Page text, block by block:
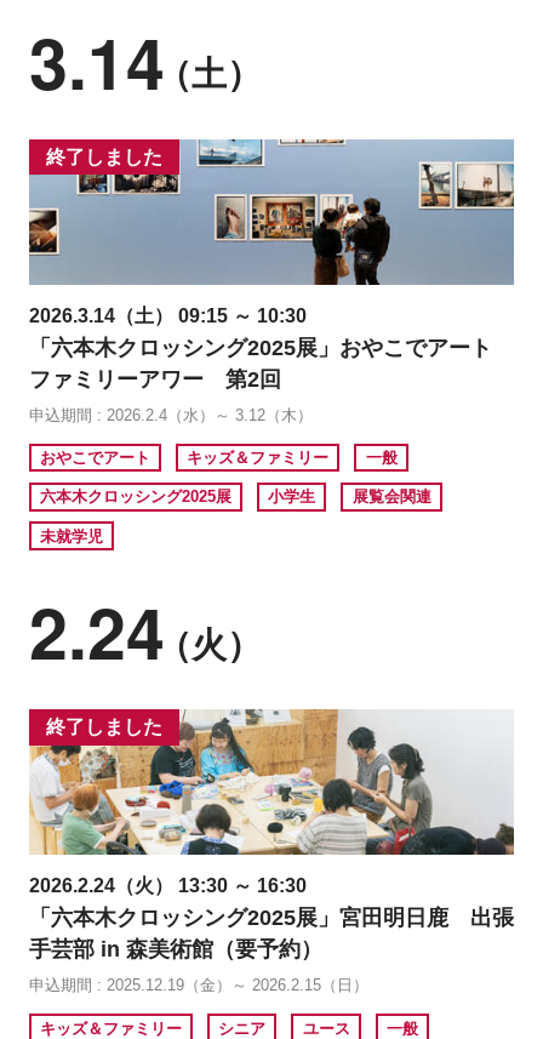
3.14（土）
終了しました
2026.3.14（土） 09:15 ～ 10:30
「六本木クロッシング2025展」おやこでアート
ファミリーアワー 第2回
申込期間 : 2026.2.4（水）～ 3.12（木）
おやこでアート キッズ＆ファミリー 一般
六本木クロッシング2025展 小学生 展覧会関連
未就学児
2.24（火）
終了しました
2026.2.24（火） 13:30 ～ 16:30
「六本木クロッシング2025展」宮田明日鹿 出張
手芸部 in 森美術館（要予約）
申込期間 : 2025.12.19（金）～ 2026.2.15（日）
キッズ＆ファミリー シニア ユース 一般